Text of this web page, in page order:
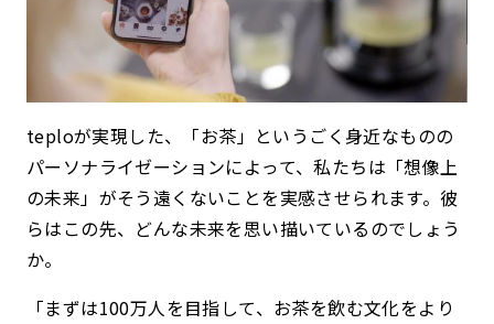
teploが実現した、「お茶」というごく身近なものの
パーソナライゼーションによって、私たちは「想像上
の未来」がそう遠くないことを実感させられます。彼
らはこの先、どんな未来を思い描いているのでしょう
か。
「まずは100万人を目指して、お茶を飲む文化をより